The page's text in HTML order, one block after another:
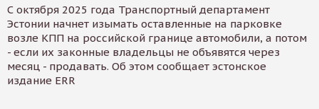
С октября 2025 года Транспортный департамент
Эстонии начнет изымать оставленные на парковке
возле КПП на российской границе автомобили, а потом
- если их законные владельцы не объявятся через
месяц - продавать. Об этом сообщает эстонское
издание ERR